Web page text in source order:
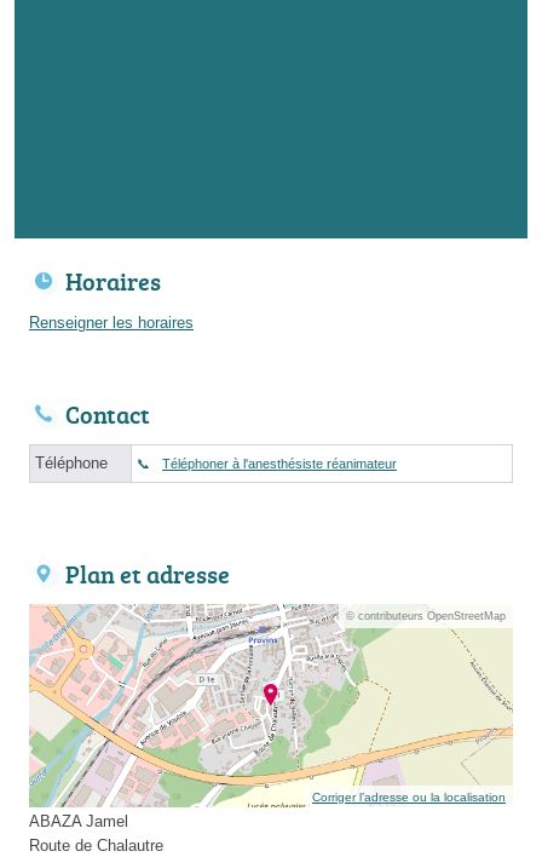
Horaires
Renseigner les horaires
Contact
Téléphone Téléphoner à l'anesthésiste réanimateur
Plan et adresse
© contributeurs OpenStreetMap
Corriger l’adresse ou la localisation
ABAZA Jamel
Route de Chalautre